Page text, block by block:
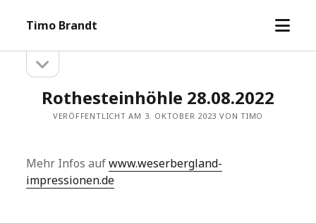
Timo Brandt
Menü
Seitenleiste
öffnen
Rothesteinhöhle 28.08.2022
VERÖFFENTLICHT AM 3. OKTOBER 2023 VON TIMO
Mehr Infos aufwww.weserbergland-
impressionen.de